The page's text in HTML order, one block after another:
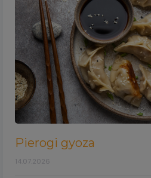
Pierogi gyoza
14.07.2026